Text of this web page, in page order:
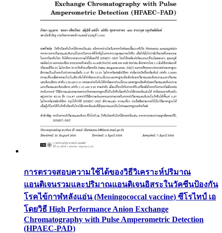
การตรวจสอบความใช้ได้ของวิธีวิเคราะห์ปริมาณ
แอนติเจนรวมและปริมาณแอนติเจนอิสระในวัคซีนป้องกัน
โรคไข้กาฬหลังแอ่น (Meningococcal vaccine) ซีโรไทป์ เอ
โดยวิธี High Performance Anion Exchange
Chromatography with Pulse Amperometric Detection
(HPAEC-PAD)